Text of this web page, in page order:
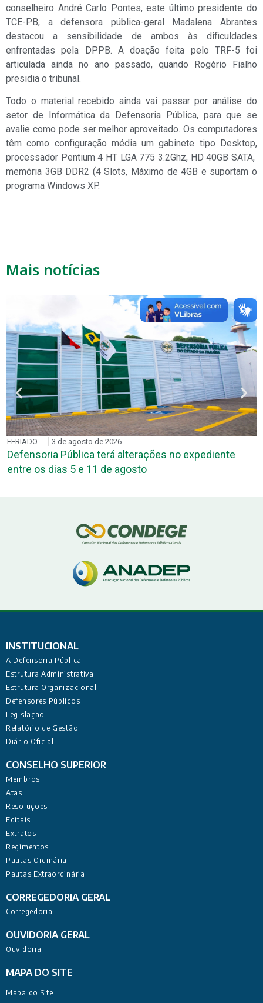
conselheiro André Carlo Pontes, este último presidente do
TCE-PB, a defensora pública-geral Madalena Abrantes
destacou a sensibilidade de ambos às dificuldades
enfrentadas pela DPPB. A doação feita pelo TRF-5 foi
articulada ainda no ano passado, quando Rogério Fialho
presidia o tribunal.
Todo o material recebido ainda vai passar por análise do
setor de Informática da Defensoria Pública, para que se
avalie como pode ser melhor aproveitado. Os computadores
têm como configuração média um gabinete tipo Desktop,
processador Pentium 4 HT LGA 775 3.2Ghz, HD 40GB SATA,
memória 3GB DDR2 (4 Slots, Máximo de 4GB e suportam o
programa Windows XP.
Mais notícias
FERIADO 3 de agosto de 2026
Defensoria Pública terá alterações no expediente
entre os dias 5 e 11 de agosto
INSTITUCIONAL
A Defensoria Pública
Estrutura Administrativa
Estrutura Organizacional
Defensores Públicos
Legislação
Relatório de Gestão
Diário Oficial
CONSELHO SUPERIOR
Membros
Atas
Resoluções
Editais
Extratos
Regimentos
Pautas Ordinária
Pautas Extraordinária
CORREGEDORIA GERAL
Corregedoria
OUVIDORIA GERAL
Ouvidoria
MAPA DO SITE
Mapa do Site